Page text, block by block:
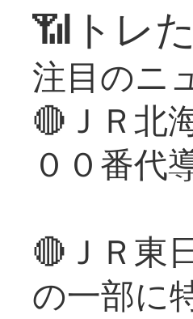
📶トレ
注目のニ
🔴ＪＲ北
００番代
🔴ＪＲ東
の一部に